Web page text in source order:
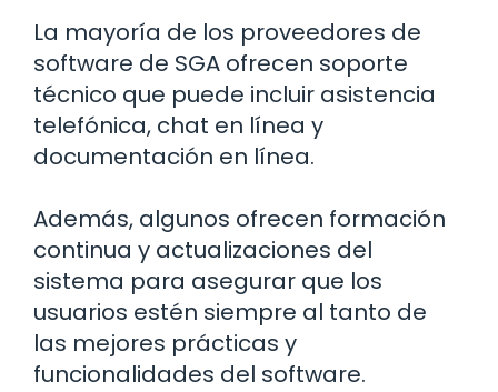
La mayoría de los proveedores de
software de SGA ofrecen soporte
técnico que puede incluir asistencia
telefónica, chat en línea y
documentación en línea.
Además, algunos ofrecen formación
continua y actualizaciones del
sistema para asegurar que los
usuarios estén siempre al tanto de
las mejores prácticas y
funcionalidades del software.